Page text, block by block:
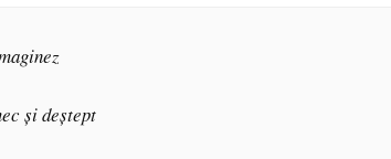
și deștept